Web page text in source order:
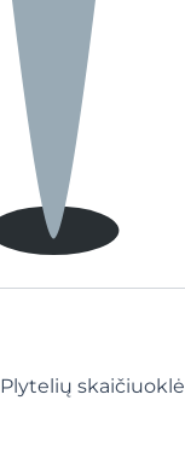
Plytelių skaičiuoklė